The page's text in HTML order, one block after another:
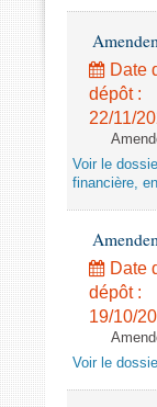
Date
dépôt :
22/11/
Voir le
financière,
Date
dépôt :
19/10/
Voir le